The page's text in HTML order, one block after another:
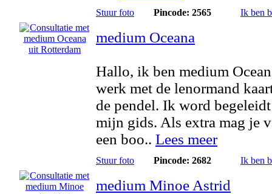
Stuur foto Pincode: 2565 Ik ben
medium Oceana
Hallo, ik ben medium
werk met de lenormand
de pendel. Ik word
mijn gids. Als extra mag je
een boo.. Lees meer
Stuur foto Pincode: 2682 Ik ben
medium Minoe Astrid